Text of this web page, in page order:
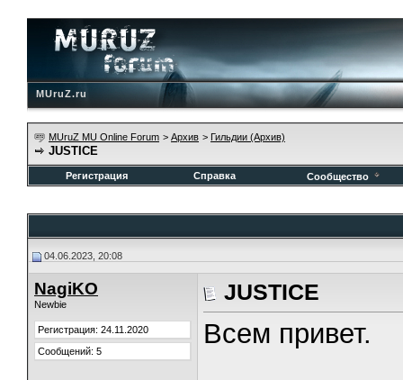
MUruZ.ru
MUruZ MU Online Forum > Архив > Гильдии (Архив)
JUSTICE
Регистрация Справка Сообщество
04.06.2023, 20:08
NagiKO
Newbie
Регистрация: 24.11.2020
Сообщений: 5
JUSTICE
Всем привет.